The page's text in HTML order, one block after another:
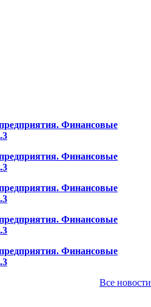
Финансовые
Финансовые
Финансовые
Финансовые
Финансовые
Все новости